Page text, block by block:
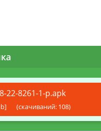
22-8261-1-p.apk
(cкачиваний: 108)